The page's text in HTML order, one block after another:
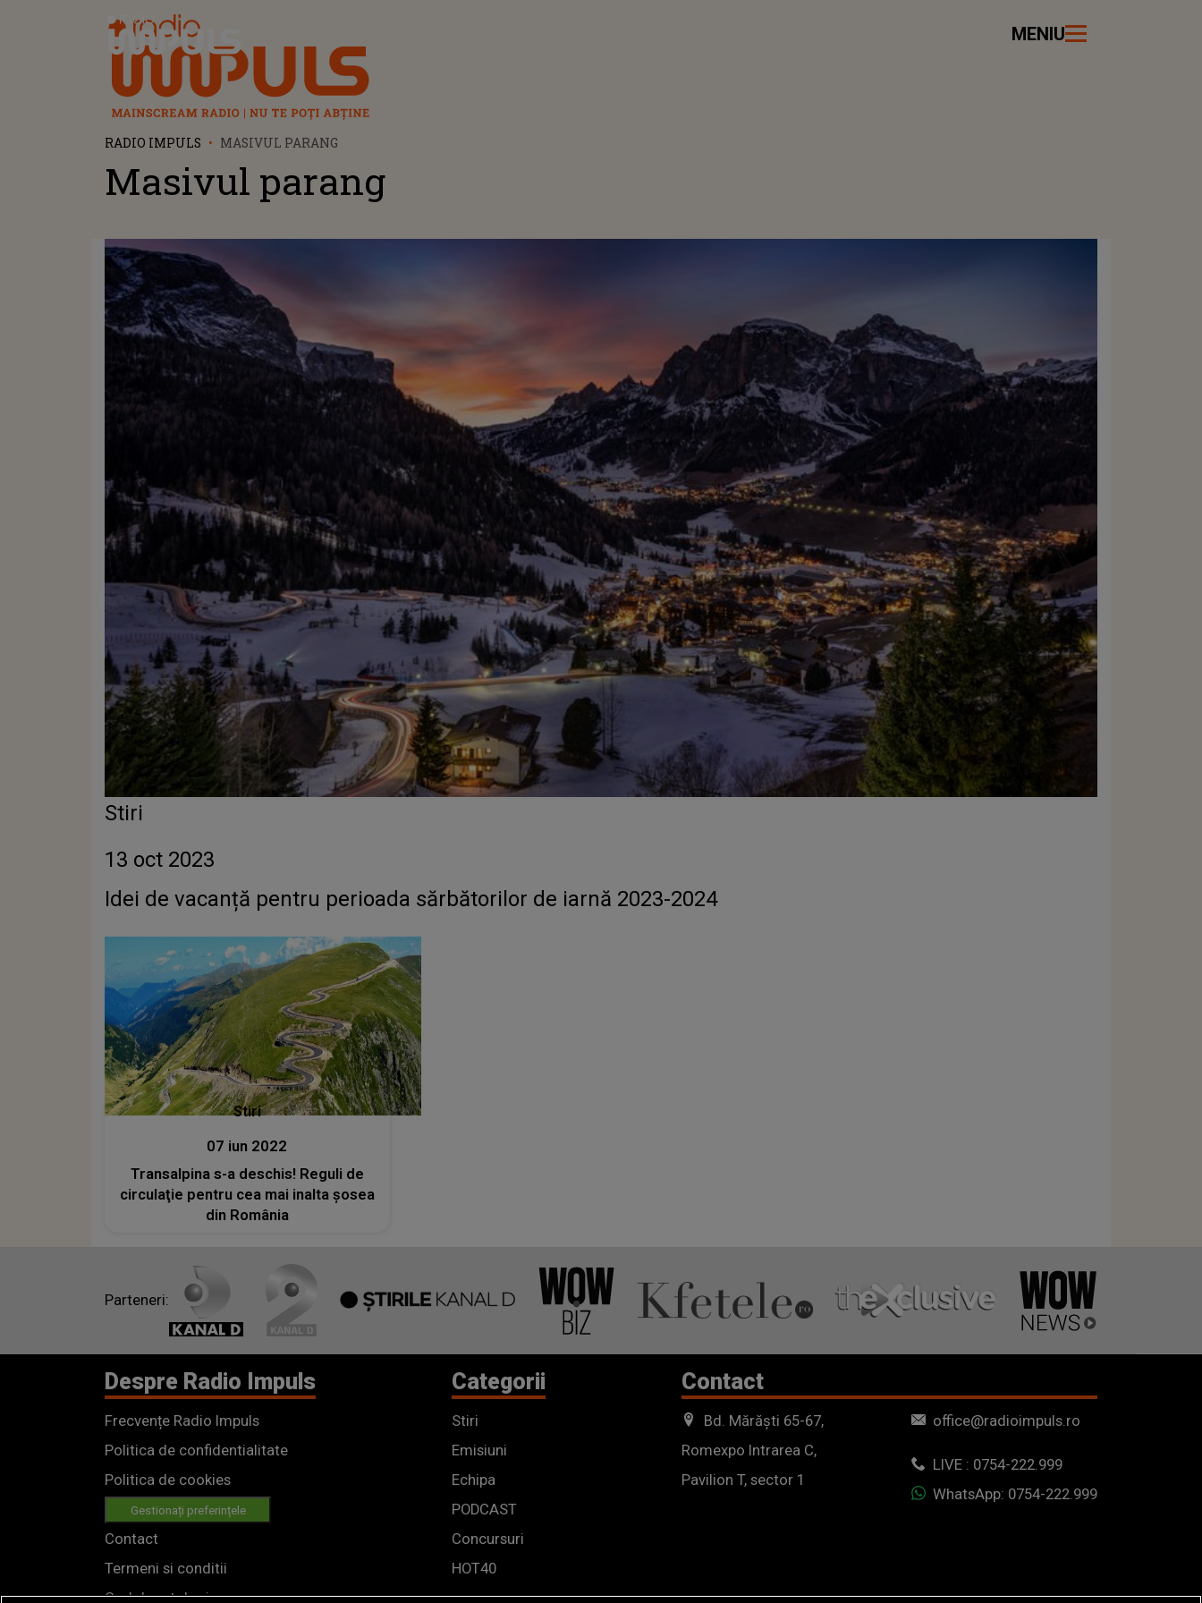
Radio Impuls MENIU
RADIO IMPULS MASIVUL PARANG
Masivul parang
Stiri
13 oct 2023
Idei de vacanță pentru perioada sărbătorilor de iarnă 2023-2024
Stiri
07 iun 2022
Transalpina s-a deschis! Reguli de
circulaţie pentru cea mai inalta şosea
din România
Parteneri:
Despre Radio Impuls
Frecvențe Radio Impuls
Politica de confidentialitate
Politica de cookies
Gestionați preferințele
Contact
Termeni si conditii
Cod deontologic
Categorii
Stiri
Emisiuni
Echipa
PODCAST
Concursuri
HOT40
Contact
Bd. Mărăști 65-67,
Romexpo Intrarea C,
Pavilion T, sector 1
office@radioimpuls.ro
LIVE : 0754-222.999
WhatsApp: 0754-222.999